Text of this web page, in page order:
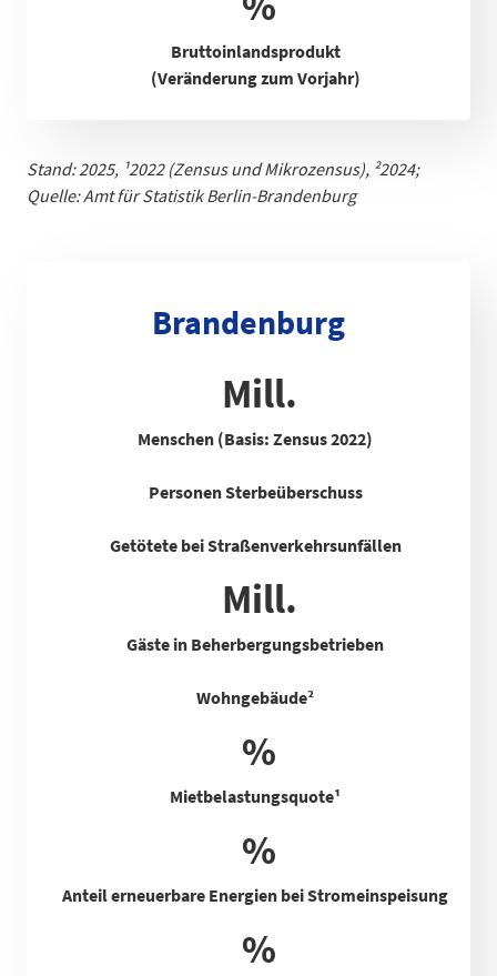
Bruttoinlandsprodukt
(Veränderung zum Vorjahr)
Stand: 2025, ¹2022 (Zensus und Mikrozensus), ²2024;
Quelle: Amt für Statistik Berlin-Brandenburg
Brandenburg
Mill.
Menschen (Basis: Zensus 2022)
Personen Sterbeüberschuss
Getötete bei Straßenverkehrsunfällen
Mill.
Gäste in Beherbergungsbetrieben
Wohngebäude²
%
Mietbelastungsquote¹
%
Anteil erneuerbare Energien bei Stromeinspeisung
%